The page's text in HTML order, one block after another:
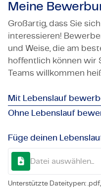
Meine
Großartig, dass Sie
interessieren!
und Weise, die am
hoffentlich können wir
Teams willkommen
Mit Lebenslauf
Ohne Lebenslauf
Füge deinen
Datei auswählen...
Unterstützte Dateitypen: